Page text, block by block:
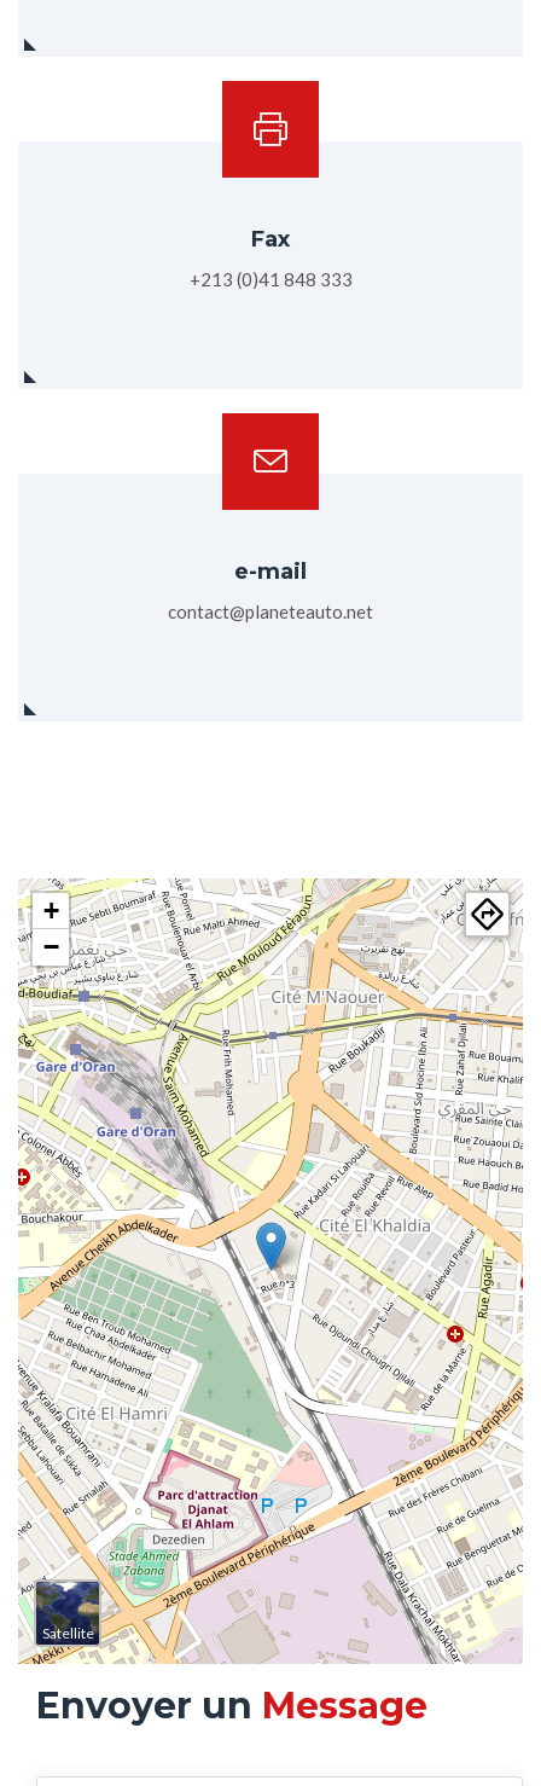
Fax
+213 (0)41 848 333
e-mail
contact@planeteauto.net
+
−
Satellite
Envoyer un Message